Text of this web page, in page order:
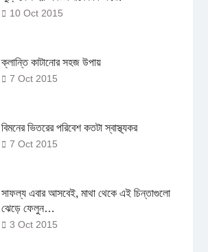
10 Oct 2015
ক্লান্তি কাটানোর সহজ উপায়
7 Oct 2015
বিমনের ভিতরের পরিবেশ কতটা স্বাস্থ্যকর
7 Oct 2015
সাফল্য এবার আসবেই, মাথা থেকে এই চিন্তাগুলো
ঝেড়ে ফেলুন…
3 Oct 2015